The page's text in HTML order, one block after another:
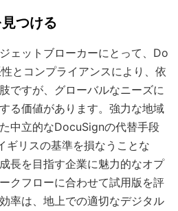
つける
ェットブローカーにとって、Do
とコンプライアンスにより、依
ですが、グローバルなニーズに
る価値があります。強力な地域
中立的なDocuSignの代替手段
ギリスの基準を損なうことな
長を目指す企業に魅力的なオプ
クフローに合わせて試用版を評
率は、地上での適切なデジタル